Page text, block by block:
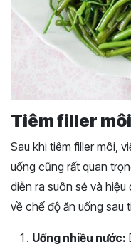
Tiêm filler
Sau khi tiêm filler môi,
uống cũng rất quan
diễn ra suôn sẻ và hiệu
về chế độ ăn uống sau
Uống nhiều nước: